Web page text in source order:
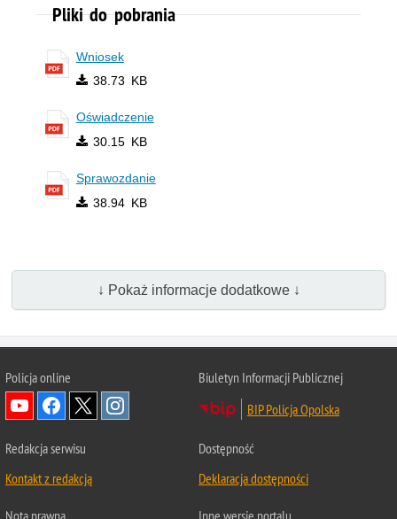
Pliki do pobrania
Wniosek
38.73 KB
Oświadczenie
30.15 KB
Sprawozdanie
38.94 KB
↓ Pokaż informacje dodatkowe ↓
Policja online
Biuletyn Informacji Publicznej
BIP Policja Opolska
Redakcja serwisu
Kontakt z redakcją
Dostępność
Deklaracja dostępności